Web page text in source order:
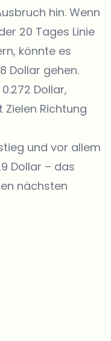
hin. Wenn
20 Tages Linie
könnte es
Dollar gehen.
Dollar,
Richtung
und vor allem
Dollar – das
nächsten